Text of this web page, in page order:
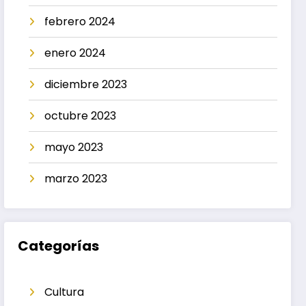
febrero 2024
enero 2024
diciembre 2023
octubre 2023
mayo 2023
marzo 2023
Categorías
Cultura